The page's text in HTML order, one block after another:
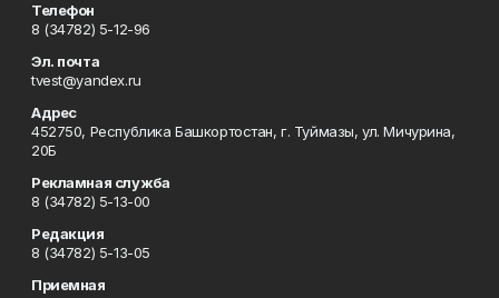
Телефон
8 (34782) 5-12-96
Эл. почта
tvest@yandex.ru
Адрес
452750, Республика Башкортостан, г. Туймазы, ул. Мичурина,
20Б
Рекламная служба
8 (34782) 5-13-00
Редакция
8 (34782) 5-13-05
Приемная